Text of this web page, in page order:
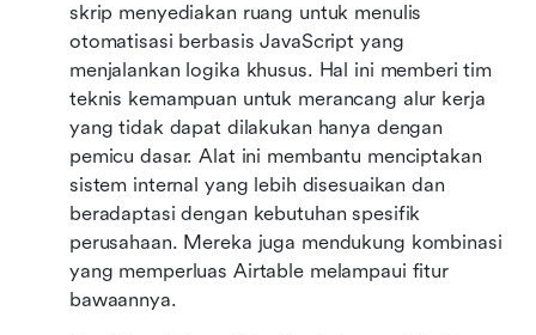
skrip menyediakan ruang untuk menulis
otomatisasi berbasis JavaScript yang
menjalankan logika khusus. Hal ini memberi tim
teknis kemampuan untuk merancang alur kerja
yang tidak dapat dilakukan hanya dengan
pemicu dasar. Alat ini membantu menciptakan
sistem internal yang lebih disesuaikan dan
beradaptasi dengan kebutuhan spesifik
perusahaan. Mereka juga mendukung kombinasi
yang memperluas Airtable melampaui fitur
bawaannya.